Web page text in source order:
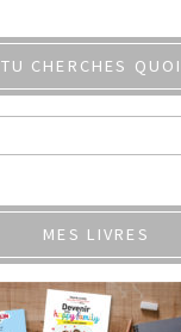
TU CHERCHES
MES LIVRES